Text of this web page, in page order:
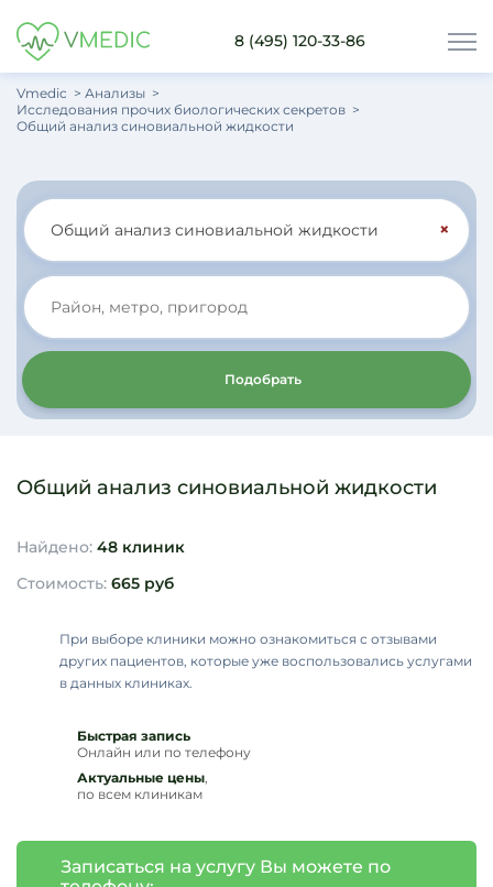
8 (495) 120-33-86
Vmedic
Анализы
Исследования прочих биологических секретов
Общий анализ синовиальной жидкости
×
Подобрать
Общий анализ синовиальной жидкости
Найдено: 48 клиник
Стоимость: 665 руб
При выборе клиники можно ознакомиться с отзывами
других пациентов, которые уже воспользовались услугами
в данных клиниках.
Быстрая запись
Онлайн или по телефону
Актуальные цены,
по всем клиникам
Записаться на услугу Вы можете по